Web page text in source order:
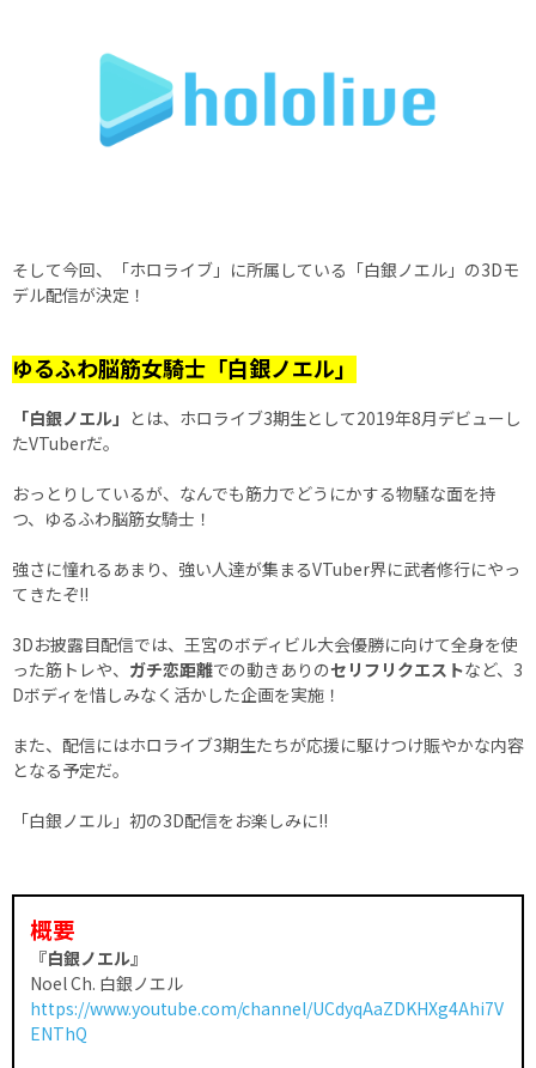
そして今回、「ホロライブ」に所属している「白銀ノエル」の3Dモ
デル配信が決定！
ゆるふわ脳筋女騎士「白銀ノエル」
「白銀ノエル」 とは、ホロライブ3期生として2019年8月デビューし
たVTuberだ。
おっとりしているが、なんでも筋力でどうにかする物騒な面を持
つ、ゆるふわ脳筋女騎士！
強さに憧れるあまり、強い人達が集まるVTuber界に武者修行にやっ
てきたぞ!!
3Dお披露目配信では、王宮のボディビル大会優勝に向けて全身を使
った筋トレや、 ガチ恋距離での動きありのセリフリクエストなど、3
Dボディを惜しみなく活かした企画を実施！
また、配信にはホロライブ3期生たちが応援に駆けつけ賑やかな内容
となる予定だ。
「白銀ノエル」初の3D配信をお楽しみに!!
概要
『白銀ノエル』
Noel Ch. 白銀ノエル
https://www.youtube.com/channel/UCdyqAaZDKHXg4Ahi7V
ENThQ